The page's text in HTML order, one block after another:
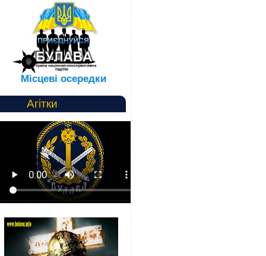
Місцеві осередки
Агітки